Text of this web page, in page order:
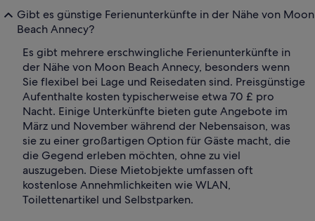
Gibt es günstige Ferienunterkünfte in der Nähe von Moon
Beach Annecy?
Es gibt mehrere erschwingliche Ferienunterkünfte in
der Nähe von Moon Beach Annecy, besonders wenn
Sie flexibel bei Lage und Reisedaten sind. Preisgünstige
Aufenthalte kosten typischerweise etwa 70 £ pro
Nacht. Einige Unterkünfte bieten gute Angebote im
März und November während der Nebensaison, was
sie zu einer großartigen Option für Gäste macht, die
die Gegend erleben möchten, ohne zu viel
auszugeben. Diese Mietobjekte umfassen oft
kostenlose Annehmlichkeiten wie WLAN,
Toilettenartikel und Selbstparken.